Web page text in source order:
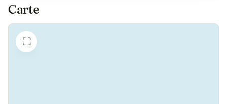
Carte
⛶